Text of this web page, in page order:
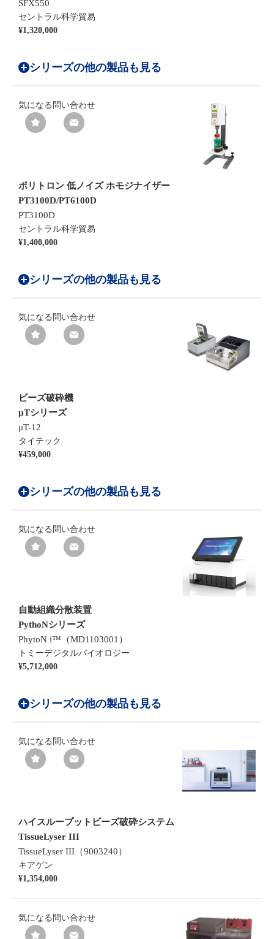
SFX550
セントラル科学貿易
¥1,320,000
シリーズの他の製品も見る
気になる 問い合わせ
ポリトロン 低ノイズ ホモジナイザー
PT3100D/PT6100D
PT3100D
セントラル科学貿易
¥1,400,000
シリーズの他の製品も見る
気になる 問い合わせ
ビーズ破砕機
µTシリーズ
μT-12
タイテック
¥459,000
シリーズの他の製品も見る
気になる 問い合わせ
自動組織分散装置
PythoNシリーズ
PhytoN i™（MD1103001）
トミーデジタルバイオロジー
¥5,712,000
シリーズの他の製品も見る
気になる 問い合わせ
ハイスループットビーズ破砕システム
TissueLyser III
TissueLyser III（9003240）
キアゲン
¥1,354,000
気になる 問い合わせ